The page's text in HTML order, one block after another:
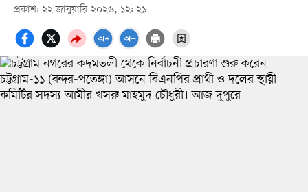
প্রকাশ: ২২ জানুয়ারি ২০২৬, ১২: ২১